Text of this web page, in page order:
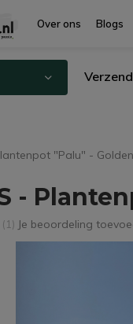
Over ons Blogs
"Palu" -
-
(1) Je beoordeling